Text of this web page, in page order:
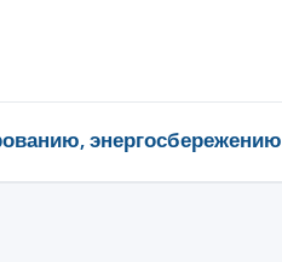
энергосбережению